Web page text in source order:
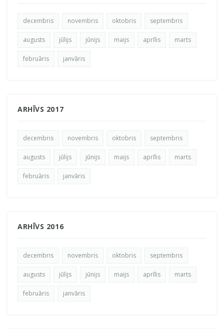
decembris novembris oktobris septembris
augusts jūlijs jūnijs maijs aprīlis marts
februāris janvāris
ARHĪVS 2017
decembris novembris oktobris septembris
augusts jūlijs jūnijs maijs aprīlis marts
februāris janvāris
ARHĪVS 2016
decembris novembris oktobris septembris
augusts jūlijs jūnijs maijs aprīlis marts
februāris janvāris